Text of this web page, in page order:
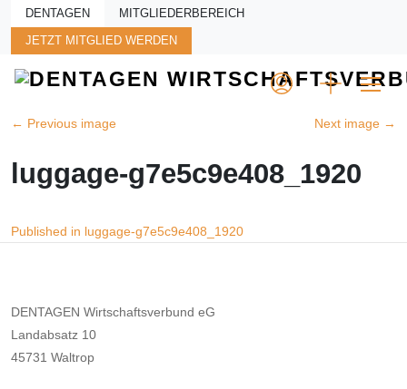
Skip to main content
DENTAGEN MITGLIEDERBEREICH
JETZT MITGLIED WERDEN
← Previous image Next image →
luggage-g7e5c9e408_1920
Beitragsnavigation
Published in luggage-g7e5c9e408_1920
DENTAGEN Wirtschaftsverbund eG
Landabsatz 10
45731 Waltrop